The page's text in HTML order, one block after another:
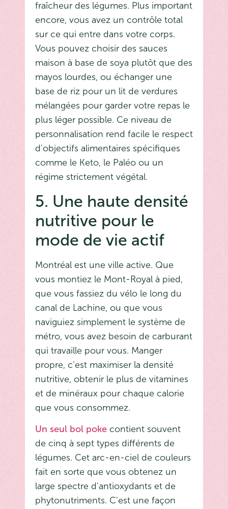
fraîcheur des légumes. Plus important
encore, vous avez un contrôle total
sur ce qui entre dans votre corps.
Vous pouvez choisir des sauces
maison à base de soya plutôt que des
mayos lourdes, ou échanger une
base de riz pour un lit de verdures
mélangées pour garder votre repas le
plus léger possible. Ce niveau de
personnalisation rend facile le respect
d'objectifs alimentaires spécifiques
comme le Keto, le Paléo ou un
régime strictement végétal.
5. Une haute densité
nutritive pour le
mode de vie actif
Montréal est une ville active. Que
vous montiez le Mont-Royal à pied,
que vous fassiez du vélo le long du
canal de Lachine, ou que vous
naviguiez simplement le système de
métro, vous avez besoin de carburant
qui travaille pour vous. Manger
propre, c'est maximiser la densité
nutritive, obtenir le plus de vitamines
et de minéraux pour chaque calorie
que vous consommez.
Un seul bol poke contient souvent
de cinq à sept types différents de
légumes. Cet arc-en-ciel de couleurs
fait en sorte que vous obtenez un
large spectre d'antioxydants et de
phytonutriments. C'est une façon